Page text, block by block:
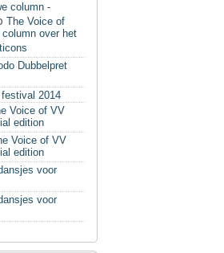
column -
The Voice of
over het
Dubbelpret
festival 2014
Voice of VV
edition
Voice of VV
edition
voor
voor